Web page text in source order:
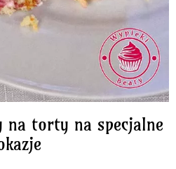
na torty na specjalne